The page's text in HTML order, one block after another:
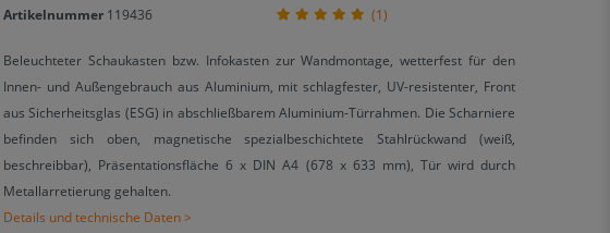
Artikelnummer 119436 (1)
Beleuchteter Schaukasten bzw. Infokasten zur Wandmontage, wetterfest für den
Innen- und Außengebrauch aus Aluminium, mit schlagfester, UV-resistenter, Front
aus Sicherheitsglas (ESG) in abschließbarem Aluminium-Türrahmen. Die Scharniere
befinden sich oben, magnetische spezialbeschichtete Stahlrückwand (weiß,
beschreibbar), Präsentationsfläche 6 x DIN A4 (678 x 633 mm), Tür wird durch
Metallarretierung gehalten.
Details und technische Daten >